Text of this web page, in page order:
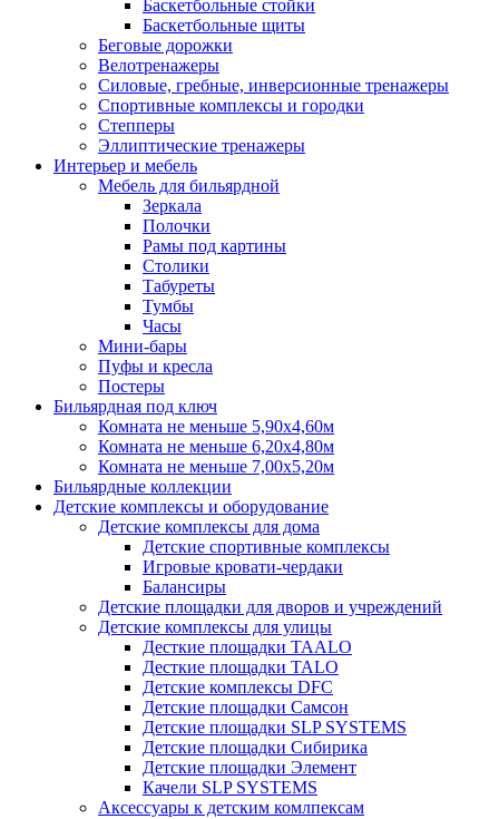
Баскетбольные стойки
Баскетбольные щиты
Беговые дорожки
Велотренажеры
Силовые, гребные, инверсионные тренажеры
Спортивные комплексы и городки
Степперы
Эллиптические тренажеры
Интерьер и мебель
Мебель для бильярдной
Зеркала
Полочки
Рамы под картины
Столики
Табуреты
Тумбы
Часы
Мини-бары
Пуфы и кресла
Постеры
Бильярдная под ключ
Комната не меньше 5,90х4,60м
Комната не меньше 6,20х4,80м
Комната не меньше 7,00х5,20м
Бильярдные коллекции
Детские комплексы и оборудование
Детские комплексы для дома
Детские спортивные комплексы
Игровые кровати-чердаки
Балансиры
Детские площадки для дворов и учреждений
Детские комплексы для улицы
Десткие площадки TAALO
Десткие площадки TALO
Детские комплексы DFC
Детские площадки Самсон
Детские площадки SLP SYSTEMS
Детские площадки Сибирика
Детские площадки Элемент
Качели SLP SYSTEMS
Аксессуары к детским комлпексам